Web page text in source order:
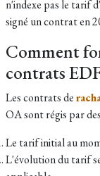
n'indexe pas le tarif
signé un contrat en
Comment
contrats
Les contrats de
OA sont régis par
Le tarif initial au
L'évolution du tarif